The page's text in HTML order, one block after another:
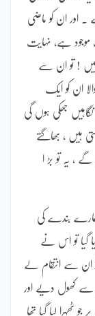
اور ان کو ماضی
ہے، نہایت
! تو ان سے
ان کو ایک
جھکی ہوں گی
ہیں ، بھاگتے
، یہ تو بڑ ا
بندے کی
گیا تو اس نے
سے انتقام لے
سے کھول دیے اور
ٹھہرا لیا گیا تھا